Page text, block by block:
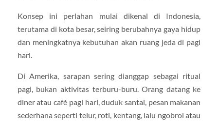
Konsep ini perlahan mulai dikenal di Indonesia,
terutama di kota besar, seiring berubahnya gaya hidup
dan meningkatnya kebutuhan akan ruang jeda di pagi
hari.
Di Amerika, sarapan sering dianggap sebagai ritual
pagi, bukan aktivitas terburu-buru. Orang datang ke
diner atau café pagi hari, duduk santai, pesan makanan
sederhana seperti telur, roti, kentang, lalu ngobrol atau